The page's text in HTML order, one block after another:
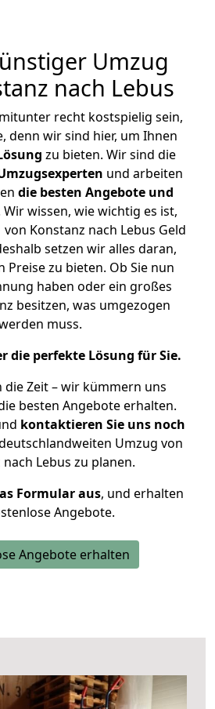
Umzug
nach Lebus
recht kostspielig sein,
denn wir sind hier, um Ihnen
zu bieten. Wir sind die
und arbeiten
die besten Angebote und
wissen, wie wichtig es ist,
Konstanz nach Lebus Geld
setzen wir alles daran,
Preise zu bieten. Ob Sie nun
haben oder ein großes
besitzen, was umgezogen
muss.
die perfekte Lösung für Sie.
die Zeit – wir kümmern uns
besten Angebote erhalten.
kontaktieren Sie uns noch
Umzug von
Lebus zu planen.
Formular aus, und erhalten
Angebote.
Angebote erhalten